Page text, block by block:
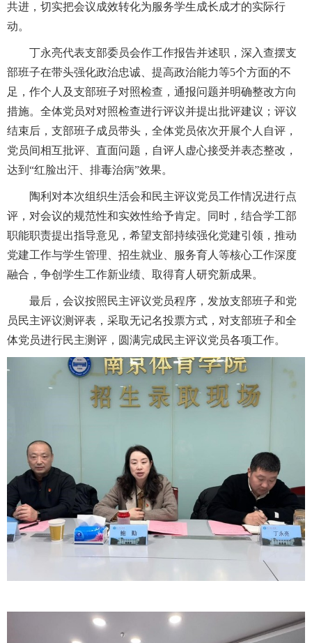
共进，切实把会议成效转化为服务学生成长成才的实际行
动。
丁永亮代表支部委员会作工作报告并述职，深入查摆支
部班子在带头强化政治忠诚、提高政治能力等5个方面的不
足，作个人及支部班子对照检查，通报问题并明确整改方向
措施。全体党员对对照检查进行评议并提出批评建议；评议
结束后，支部班子成员带头，全体党员依次开展个人自评，
党员间相互批评、直面问题，自评人虚心接受并表态整改，
达到“红脸出汗、排毒治病”效果。
陶利对本次组织生活会和民主评议党员工作情况进行点
评，对会议的规范性和实效性给予肯定。同时，结合学工部
职能职责提出指导意见，希望支部持续强化党建引领，推动
党建工作与学生管理、招生就业、服务育人等核心工作深度
融合，争创学生工作新业绩、取得育人研究新成果。
最后，会议按照民主评议党员程序，发放支部班子和党
员民主评议测评表，采取无记名投票方式，对支部班子和全
体党员进行民主测评，圆满完成民主评议党员各项工作。